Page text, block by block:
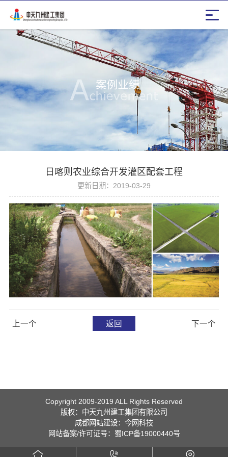
日喀则农业综合开发灌区配套工程
更新日期：2019-03-29
上一个 下一个
返回
Copyright 2009-2019 ALL Rights Reserved
版权：中天九州建工集团有限公司
成都网站建设： 今网科技
网站备案/许可证号：蜀ICP备19000440号